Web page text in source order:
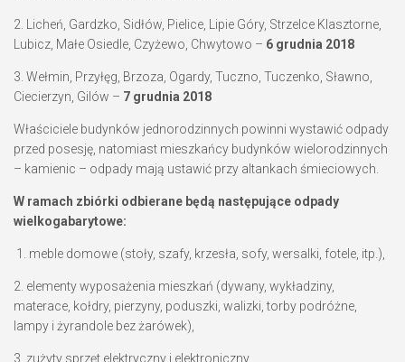
2. Licheń, Gardzko, Sidłów, Pielice, Lipie Góry, Strzelce Klasztorne,
Lubicz, Małe Osiedle, Czyżewo, Chwytowo – 6 grudnia 2018
3. Wełmin, Przyłęg, Brzoza, Ogardy, Tuczno, Tuczenko, Sławno,
Ciecierzyn, Gilów – 7 grudnia 2018
Właściciele budynków jednorodzinnych powinni wystawić odpady
przed posesję, natomiast mieszkańcy budynków wielorodzinnych
– kamienic – odpady mają ustawić przy altankach śmieciowych.
W ramach zbiórki odbierane będą następujące odpady
wielkogabarytowe:
1. meble domowe (stoły, szafy, krzesła, sofy, wersalki, fotele, itp.),
2. elementy wyposażenia mieszkań (dywany, wykładziny,
materace, kołdry, pierzyny, poduszki, walizki, torby podróżne,
lampy i żyrandole bez żarówek),
3. zużyty sprzęt elektryczny i elektroniczny,